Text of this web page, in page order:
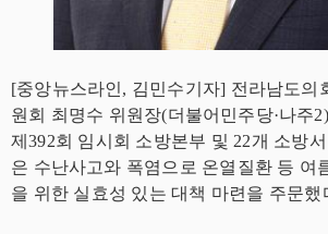
[중앙뉴스라인, 김민수기자] 전라남도의
원회 최명수 위원장(더불어민주당·나주
제392회 임시회 소방본부 및 22개 소방
은 수난사고와 폭염으로 온열질환 등 여
을 위한 실효성 있는 대책 마련을 주문했